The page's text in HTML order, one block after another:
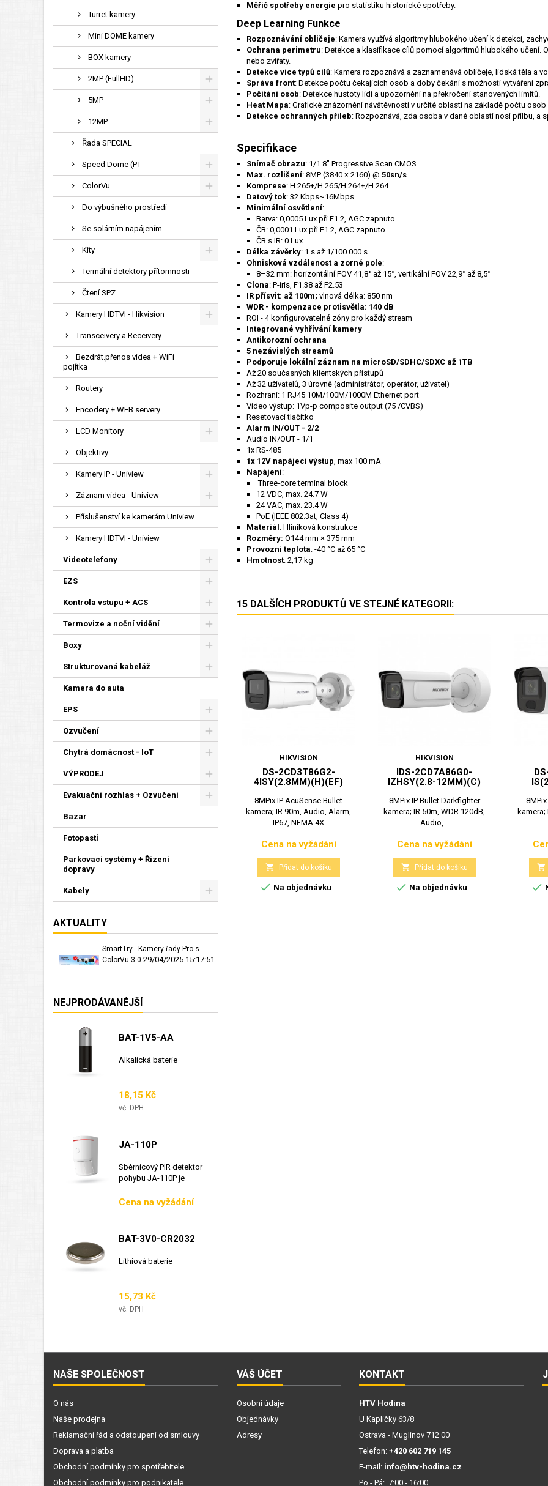
Turret kamery
Mini DOME kamery
BOX kamery
2MP (FullHD)
5MP
12MP
Řada SPECIAL
Speed Dome (PT
ColorVu
Do výbušného prostředí
Se solárním napájením
Kity
Termální detektory přítomnosti
Čtení SPZ
Kamery HDTVI - Hikvision
Transceivery a Receivery
Bezdrát.přenos videa + WiFi
pojítka
Routery
Encodery + WEB servery
LCD Monitory
Objektivy
Kamery IP - Uniview
Záznam videa - Uniview
Příslušenství ke kamerám Uniview
Kamery HDTVI - Uniview
Videotelefony
EZS
Kontrola vstupu + ACS
Termovize a noční vidění
Boxy
Strukturovaná kabeláž
Kamera do auta
EPS
Ozvučení
Chytrá domácnost - IoT
VÝPRODEJ
Evakuační rozhlas + Ozvučení
Bazar
Fotopasti
Parkovací systémy + Řízení
dopravy
Kabely
AKTUALITY
SmartTry - Kamery řady Pro s
ColorVu 3.0 29/04/2025 15:17:51
NEJPRODÁVANÉJŠÍ
BAT-1V5-AA
Alkalická baterie
Cena
18,15 Kč
vč. DPH
JA-110P
Sběrnicový PIR detektor
pohybu JA-110P je
Cena
Cena na vyžádání
BAT-3V0-CR2032
Lithiová baterie
Cena
15,73 Kč
vč. DPH
Měřič spotřeby energie pro statistiku historické spotřeby.
Deep Learning Funkce
Rozpoznávání obličeje: Kamera využívá algoritmy hlubokého učení k detekci,
Ochrana perimetru: Detekce a klasifikace cílů pomocí algoritmů hlubokého učení.
nebo zvířaty.
Detekce více typů cílů: Kamera rozpoznává a zaznamenává obličeje, lidská těla a
Správa front: Detekce počtu čekajících osob a doby čekání s možností vytváření
Počítání osob: Detekce hustoty lidí a upozornění na překročení stanovených limitů.
Heat Mapa: Grafické znázornění návštěvnosti v určité oblasti na základě počtu
Detekce ochranných přileb: Rozpoznává, zda osoba v dané oblasti nosí přilbu, a
Specifikace
Snímač obrazu: 1/1.8" Progressive Scan CMOS
Max. rozlišení: 8MP (3840 × 2160) @ 50sn/s
Komprese: H.265+/H.265/H.264+/H.264
Datový tok: 32 Kbps~16Mbps
Minimální osvětlení:
Barva: 0,0005 Lux při F1.2, AGC zapnuto
ČB: 0,0001 Lux při F1.2, AGC zapnuto
ČB s IR: 0 Lux
Délka závěrky: 1 s až 1/100 000 s
Ohnisková vzdálenost a zorné pole:
8–32 mm: horizontální FOV 41,8° až 15°, vertikální FOV 22,9° až 8,5°
Clona: P-iris, F1.38 až F2.53
IR přísvit: až 100m; vlnová délka: 850 nm
WDR - kompenzace protisvětl a: 140 dB
ROI - 4 konfigurovatelné zóny pro každý stream
Integrované vyhřívání kamery
Antikorozní ochrana
5 nezávislých streamů
Podporuje lokální záznam na microSD/SDHC/SDXC až 1TB
Až 20 současných klientských přístupů
Až 32 uživatelů, 3 úrovně (administrátor, operátor, uživatel)
Rozhraní: 1 RJ45 10M/100M/1000M Ethernet port
Video výstup: 1Vp-p composite output (75 /CVBS)
Resetovací tlačítko
Alarm IN/OUT - 2/2
Audio IN/OUT - 1/1
1x RS-485
1x 12V napájecí výstup, max 100 mA
Napájení:
Three-core terminal block
12 VDC, max. 24.7 W
24 VAC, max. 23.4 W
PoE (IEEE 802.3at, Class 4)
Materiál : Hliníková konstrukce
Rozměry: O144 mm × 375 mm
Provozní teplota: -40 °C až 65 °C
Hmotnost: 2,17 kg
15 DALŠÍCH PRODUKTŮ VE STEJNÉ KATEGORII:
HIKVISION
DS-2CD3T86G2-
4ISY(2.8MM)(H)(EF)
8MPix IP AcuSense Bullet
kamera; IR 90m, Audio, Alarm,
IP67, NEMA 4X
Cena
Cena na vyžádání
 Přidat do košíku
 Na objednávku
HIKVISION
IDS-2CD7A86G0-
IZHSY(2.8-12MM)(C)
8MPix IP Bullet Darkfighter
kamera; IR 50m, WDR 120dB,
Audio,...
Cena
Cena na vyžádání
 Přidat do košíku
 Na objednávku


NAŠE SPOLEČNOST
O nás
Naše prodejna
Reklamační řád a odstoupení od smlouvy
Doprava a platba
Obchodní podmínky pro spotřebitele
Obchodní podmínky pro podnikatele
VÁŠ ÚČET
Osobní údaje
Objednávky
Adresy
KONTAKT
HTV Hodina
U Kapličky 63/8
Ostrava - Muglinov 712 00
Telefon: +420 602 719 145
E-mail: info@htv-hodina.cz
Po - Pá: 7:00 - 16:00